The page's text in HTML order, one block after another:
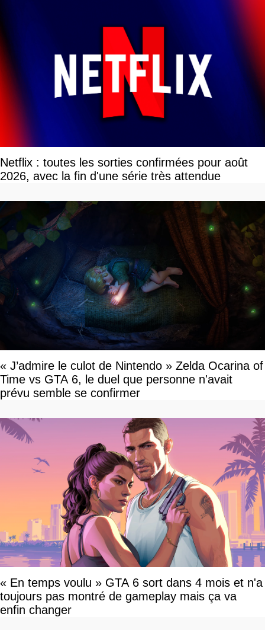
Netflix : toutes les sorties confirmées pour août
2026, avec la fin d'une série très attendue
« J’admire le culot de Nintendo » Zelda Ocarina of
Time vs GTA 6, le duel que personne n'avait
prévu semble se confirmer
« En temps voulu » GTA 6 sort dans 4 mois et n'a
toujours pas montré de gameplay mais ça va
enfin changer